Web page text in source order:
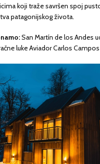
koji traže savršen spoj
patagonijskog života.
San Martín de los Andes
luke Aviador Carlos Campos